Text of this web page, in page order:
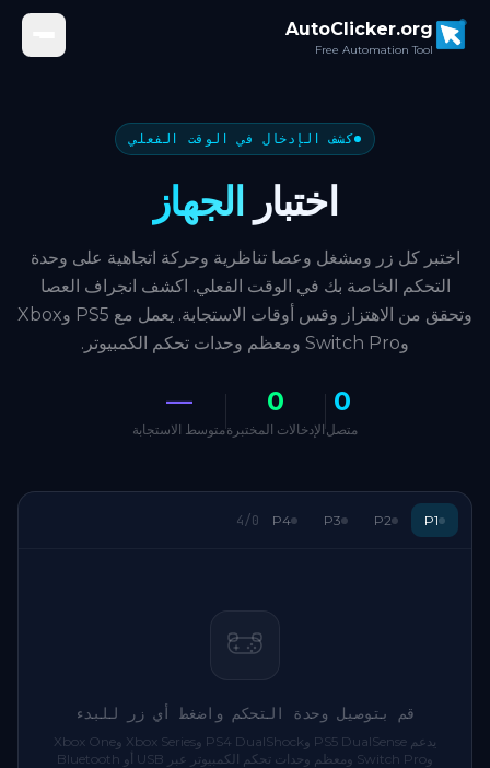
AutoClicker.org
Free Automation Tool
كشف الإدخال في الوقت الفعلي
اختبار الجهاز
اختبر كل زر ومشغل وعصا تناظرية وحركة اتجاهية على وحدة
التحكم الخاصة بك في الوقت الفعلي. اكشف انجراف العصا
وتحقق من الاهتزاز وقس أوقات الاستجابة. يعمل مع PS5 وXbox
وSwitch Pro ومعظم وحدات تحكم الكمبيوتر.
0
متصل
0
الإدخالات المختبرة
—
متوسط الاستجابة
P1
P2
P3
P4
0
/
4
قم بتوصيل وحدة التحكم واضغط أي زر للبدء
يدعم PS5 DualSense وPS4 DualShock وXbox Series وXbox One
وSwitch Pro ومعظم وحدات تحكم الكمبيوتر عبر USB أو Bluetooth